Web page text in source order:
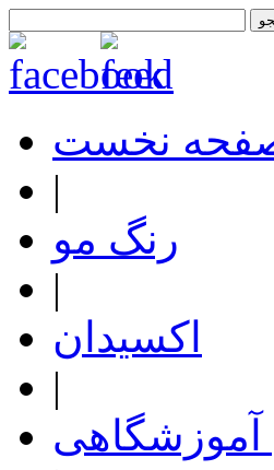
نخست
|
رنگ مو
|
اکسیدان
|
آموزشگاهی